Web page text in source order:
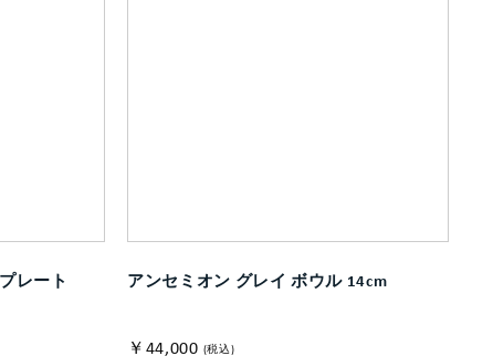
レート
アンセミオン グレイ ボウル 14cm
￥44,000 (税込)